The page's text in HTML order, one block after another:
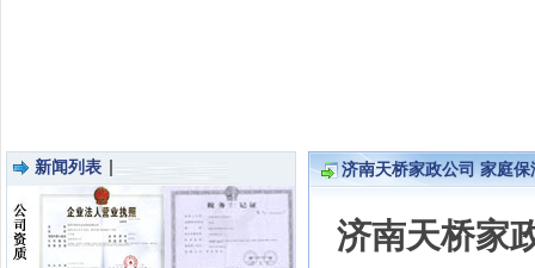
新闻列表 济南天桥家政公司 家庭
济南天桥家